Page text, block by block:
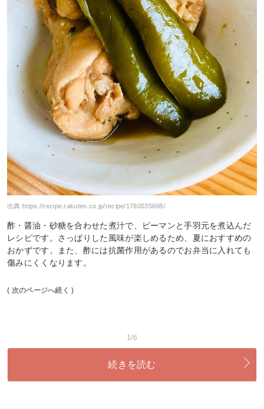
出典: https://recipe.rakuten.co.jp/recipe/1780035698/
酢・醤油・砂糖を合わせた煮汁で、ピーマンと手羽元を煮込んだ
レシピです。さっぱりした風味が楽しめるため、夏におすすめの
おかずです。また、酢には抗菌作用があるのでお弁当に入れても
傷みにくくなります。
( 次のページへ続く )
1/6
続きを読む